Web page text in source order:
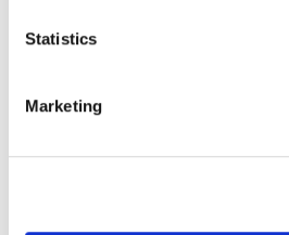
Statistics
Marketing